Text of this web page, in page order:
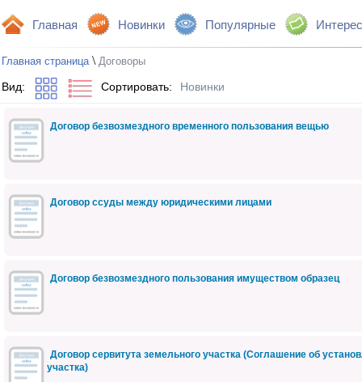
Главная Новинки Популярные
Главная страница \ Договоры
Вид: Сортировать: Новинки
Договор безвозмездного временного пользования вещью
Договор ссуды между юридическими лицами
Договор безвозмездного пользования имуществом образец
Договор сервитута земельного участка (Соглашение об
участка)